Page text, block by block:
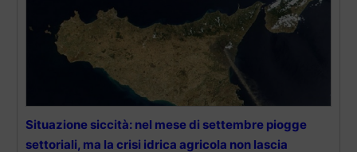
Situazione siccità: nel mese di settembre piogge
settoriali, ma la crisi idrica agricola non lascia